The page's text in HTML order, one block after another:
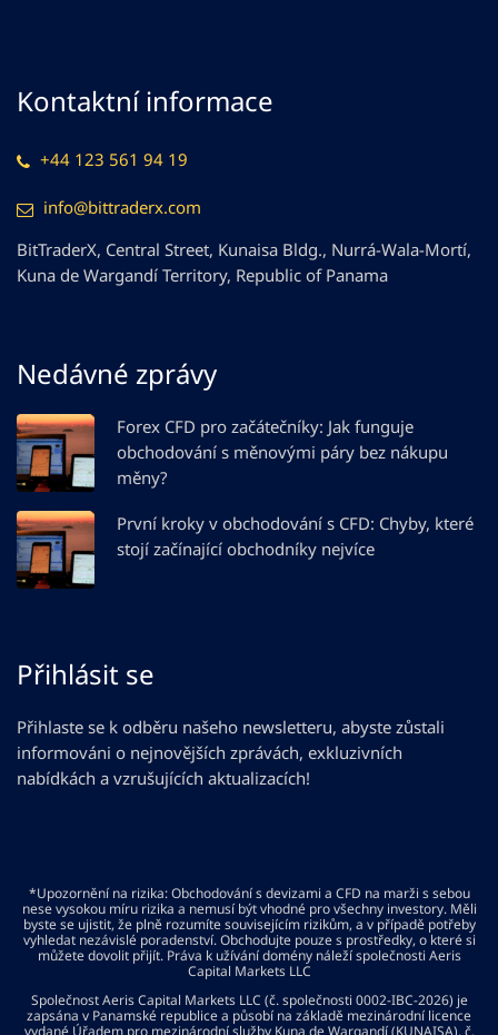
Kontaktní informace
+44 123 561 94 19
info@bittraderx.com
BitTraderX, Central Street, Kunaisa Bldg., Nurrá-Wala-Mortí,
Kuna de Wargandí Territory, Republic of Panama
Nedávné zprávy
Forex CFD pro začátečníky: Jak funguje
obchodování s měnovými páry bez nákupu
měny?
První kroky v obchodování s CFD: Chyby, které
stojí začínající obchodníky nejvíce
Přihlásit se
Přihlaste se k odběru našeho newsletteru, abyste zůstali
informováni o nejnovějších zprávách, exkluzivních
nabídkách a vzrušujících aktualizacích!
*Upozornění na rizika: Obchodování s devizami a CFD na marži s sebou
nese vysokou míru rizika a nemusí být vhodné pro všechny investory. Měli
byste se ujistit, že plně rozumíte souvisejícím rizikům, a v případě potřeby
vyhledat nezávislé poradenství. Obchodujte pouze s prostředky, o které si
můžete dovolit přijít. Práva k užívání domény náleží společnosti Aeris
Capital Markets LLC
Společnost Aeris Capital Markets LLC (č. společnosti 0002-IBC-2026) je
zapsána v Panamské republice a působí na základě mezinárodní licence